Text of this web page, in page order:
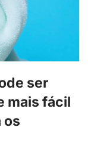
ser
mais fácil
os